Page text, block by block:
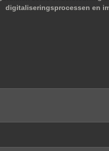
digitaliseringsprocessen en